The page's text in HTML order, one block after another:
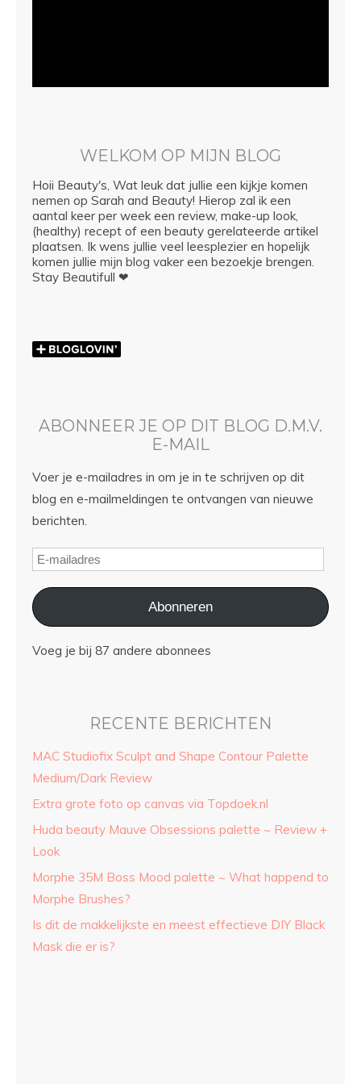
WELKOM OP MIJN BLOG
Hoii Beauty's, Wat leuk dat jullie een kijkje komen
nemen op Sarah and Beauty! Hierop zal ik een
aantal keer per week een review, make-up look,
(healthy) recept of een beauty gerelateerde artikel
plaatsen. Ik wens jullie veel leesplezier en hopelijk
komen jullie mijn blog vaker een bezoekje brengen.
Stay Beautifull ❤
ABONNEER JE OP DIT BLOG D.M.V.
E-MAIL
Voer je e-mailadres in om je in te schrijven op dit
blog en e-mailmeldingen te ontvangen van nieuwe
berichten.
Abonneren
Voeg je bij 87 andere abonnees
RECENTE BERICHTEN
MAC Studiofix Sculpt and Shape Contour Palette
Medium/Dark Review
Extra grote foto op canvas via Topdoek.nl
Huda beauty Mauve Obsessions palette ~ Review +
Look
Morphe 35M Boss Mood palette ~ What happend to
Morphe Brushes?
Is dit de makkelijkste en meest effectieve DIY Black
Mask die er is?